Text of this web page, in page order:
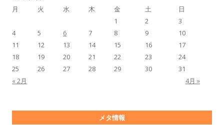
月
火 水 木 金 土 日
« 2月 4月 »
1 2
3
4
5 6 7 8 9
10
11
12 13 14 15 16
17
18
19 20 21 22 23
24
25
26 27 28 29 30 31
メタ情報